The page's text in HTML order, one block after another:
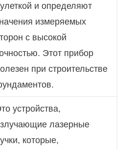
и определяют
измеряемых
с высокой
Этот прибор
при строительстве
устройства,
лазерные
которые,